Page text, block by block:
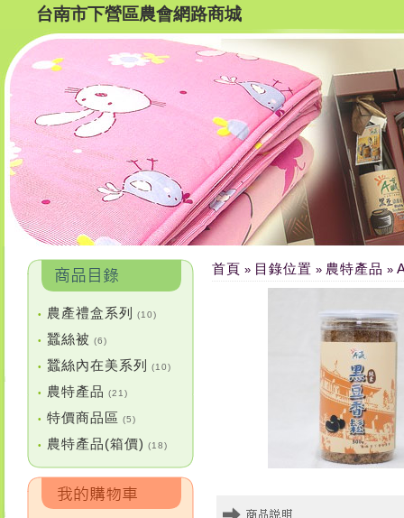
台南市下營區農會網路商城
• 農產禮盒系列 (10)
• 蠶絲被 (6)
• 蠶絲內在美系列 (10)
• 農特產品 (21)
• 特價商品區 (5)
• 農特產品(箱價) (18)
首頁 » 目錄位置 » 農特產品 »